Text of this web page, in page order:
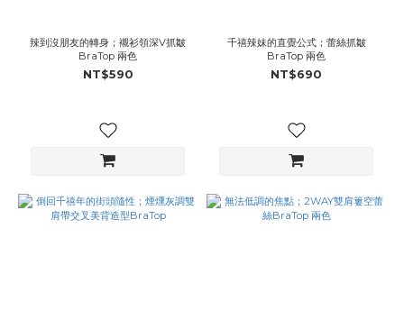
辣到沒朋友的轉身；襯衫領深V抓皺
BraTop 兩色
NT$590
千禧辣妹的直覺公式；蕾絲抓皺
BraTop 兩色
NT$690